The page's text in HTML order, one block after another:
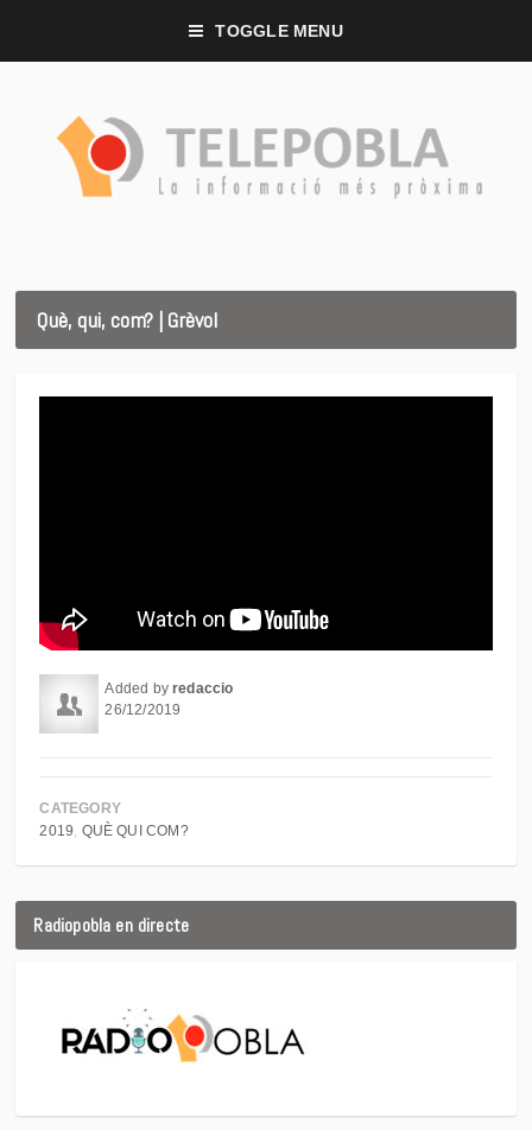
TOGGLE MENU
Què, qui, com? | Grèvol
Added byredaccio
26/12/2019
CATEGORY
2019 QUÈ QUI COM?
Radiopobla en directe